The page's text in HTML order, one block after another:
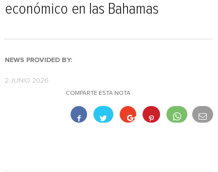
económico en las Bahamas
NEWS PROVIDED BY:
2 JUNIO 2026
COMPARTE ESTA NOTA